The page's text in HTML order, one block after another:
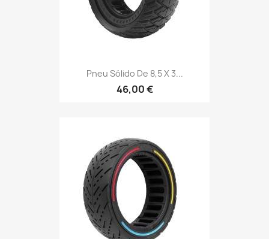
Pneu Sólido De 8,5 X 3...
46,00 €